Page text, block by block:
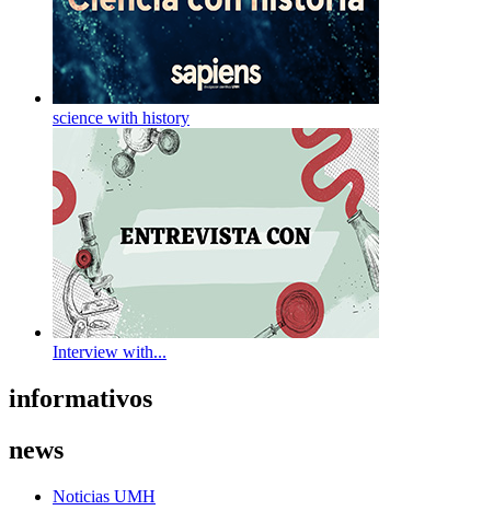
science with history
Interview with...
informativos
news
Noticias UMH